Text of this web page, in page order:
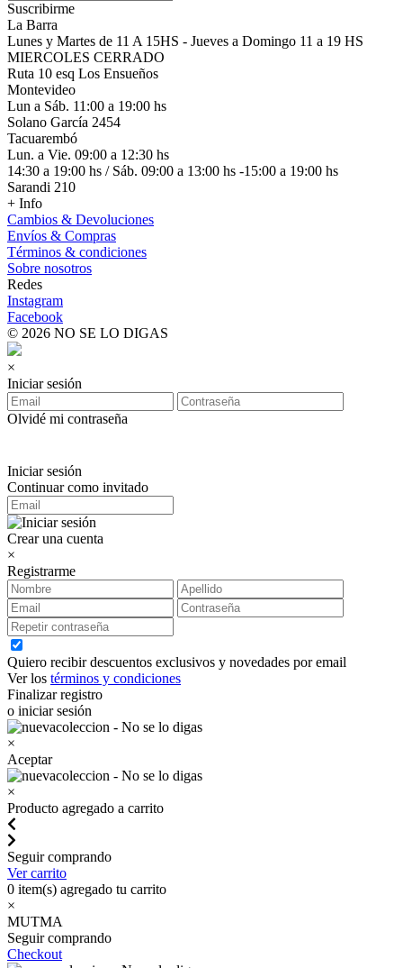
Suscribirme
La Barra
Lunes y Martes de 11 A 15HS - Jueves a Domingo 11 a 19 HS
MIERCOLES CERRADO
Ruta 10 esq Los Ensueños
Montevideo
Lun a Sáb. 11:00 a 19:00 hs
Solano García 2454
Tacuarembó
Lun. a Vie. 09:00 a 12:30 hs
14:30 a 19:00 hs / Sáb. 09:00 a 13:00 hs -15:00 a 19:00 hs
Sarandi 210
+ Info
Cambios & Devoluciones
Envíos & Compras
Términos & condiciones
Sobre nosotros
Redes
Instagram
Facebook
© 2026 NO SE LO DIGAS
×
Iniciar sesión
Olvidé mi contraseña
Iniciar sesión
Continuar como invitado
Crear una cuenta
×
Registrarme
Quiero recibir descuentos exclusivos y novedades por email
Ver los términos y condiciones
Finalizar registro
o iniciar sesión
×
Aceptar
×
Producto agregado a carrito
Seguir comprando
Ver carrito
0 item(s) agregado tu carrito
×
MUTMA
Seguir comprando
Checkout